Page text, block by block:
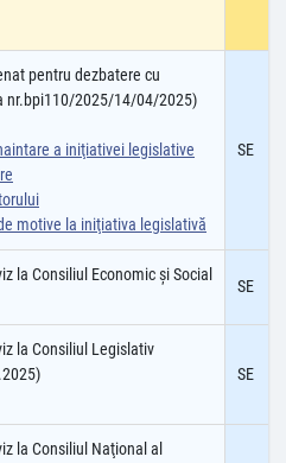
pentru dezbatere cu
nr.bpi110/2025/14/04/2025)
a iniţiativei legislative
motive la iniţiativa legislativă
SE
la Consiliul Economic şi Social
SE
la Consiliul Legislativ
SE
la Consiliul Naţional al